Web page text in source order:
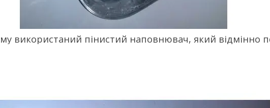
використаний пінистий наповнювач, який відмінно